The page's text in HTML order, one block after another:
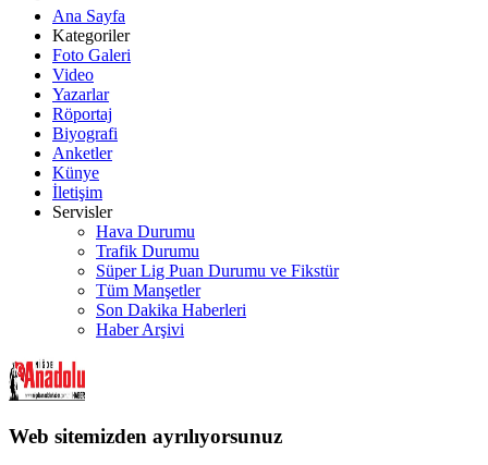
Ana Sayfa
Kategoriler
Foto Galeri
Video
Yazarlar
Röportaj
Biyografi
Anketler
Künye
İletişim
Servisler
Hava Durumu
Trafik Durumu
Süper Lig Puan Durumu ve Fikstür
Tüm Manşetler
Son Dakika Haberleri
Haber Arşivi
Web sitemizden ayrılıyorsunuz